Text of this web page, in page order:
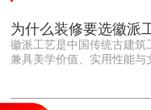
为什么装修要选徽派
徽派工艺是中国传统古建筑
兼具美学价值、实用性能与
雕细琢的砖、木、石雕为特